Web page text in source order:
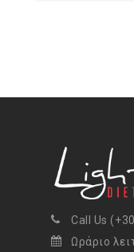
Call Us
Ωράριο